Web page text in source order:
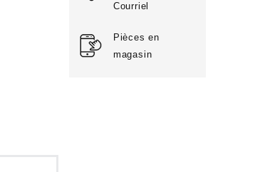
Courriel
Pièces en
magasin